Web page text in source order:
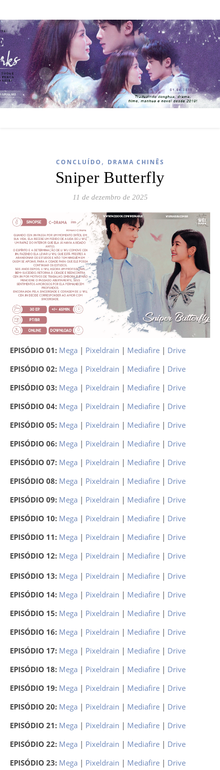
CONCLUÍDO , DRAMA CHINÊS
Sniper Butterfly
11 de dezembro de 2025
EPISÓDIO 01: Mega | Pixeldrain | Mediafire | Drive
EPISÓDIO 02: Mega | Pixeldrain | Mediafire | Drive
EPISÓDIO 03: Mega | Pixeldrain | Mediafire | Drive
EPISÓDIO 04: Mega | Pixeldrain | Mediafire | Drive
EPISÓDIO 05: Mega | Pixeldrain | Mediafire | Drive
EPISÓDIO 06: Mega | Pixeldrain | Mediafire | Drive
EPISÓDIO 07: Mega | Pixeldrain | Mediafire | Drive
EPISÓDIO 08: Mega | Pixeldrain | Mediafire | Drive
EPISÓDIO 09: Mega | Pixeldrain | Mediafire | Drive
EPISÓDIO 10: Mega | Pixeldrain | Mediafire | Drive
EPISÓDIO 11: Mega | Pixeldrain | Mediafire | Drive
EPISÓDIO 12: Mega | Pixeldrain | Mediafire | Drive
EPISÓDIO 13: Mega | Pixeldrain | Mediafire | Drive
EPISÓDIO 14: Mega | Pixeldrain | Mediafire | Drive
EPISÓDIO 15: Mega | Pixeldrain | Mediafire | Drive
EPISÓDIO 16: Mega | Pixeldrain | Mediafire | Drive
EPISÓDIO 17: Mega | Pixeldrain | Mediafire | Drive
EPISÓDIO 18: Mega | Pixeldrain | Mediafire | Drive
EPISÓDIO 19: Mega | Pixeldrain | Mediafire | Drive
EPISÓDIO 20: Mega | Pixeldrain | Mediafire | Drive
EPISÓDIO 21: Mega | Pixeldrain | Mediafire | Drive
EPISÓDIO 22: Mega | Pixeldrain | Mediafire | Drive
EPISÓDIO 23: Mega | Pixeldrain | Mediafire | Drive